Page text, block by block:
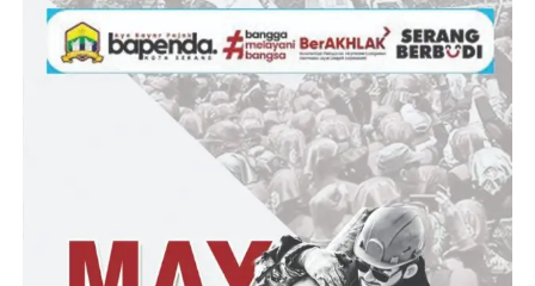
Rapat kerja ini diakhiri dengan pembagian tugas dan penugasan
kepada masing-masing relawan. Fokar 24 berencana untuk
melaksanakan serangkaian kegiatan yang akan dijalankan secara
intensif dalam beberapa bulan ke depan, termasuk diskusi publik.
Dengan semangat yang tinggi dan kerja keras para relawan,
Fokar 24 berharap dapat menggerakkan masyarakat dan
memperoleh dukungan luas untuk Ananta Wahana dalam